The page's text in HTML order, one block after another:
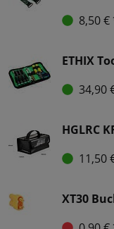
8,50 €
ETHIX
34,90
HGLRC
11,50
XT30